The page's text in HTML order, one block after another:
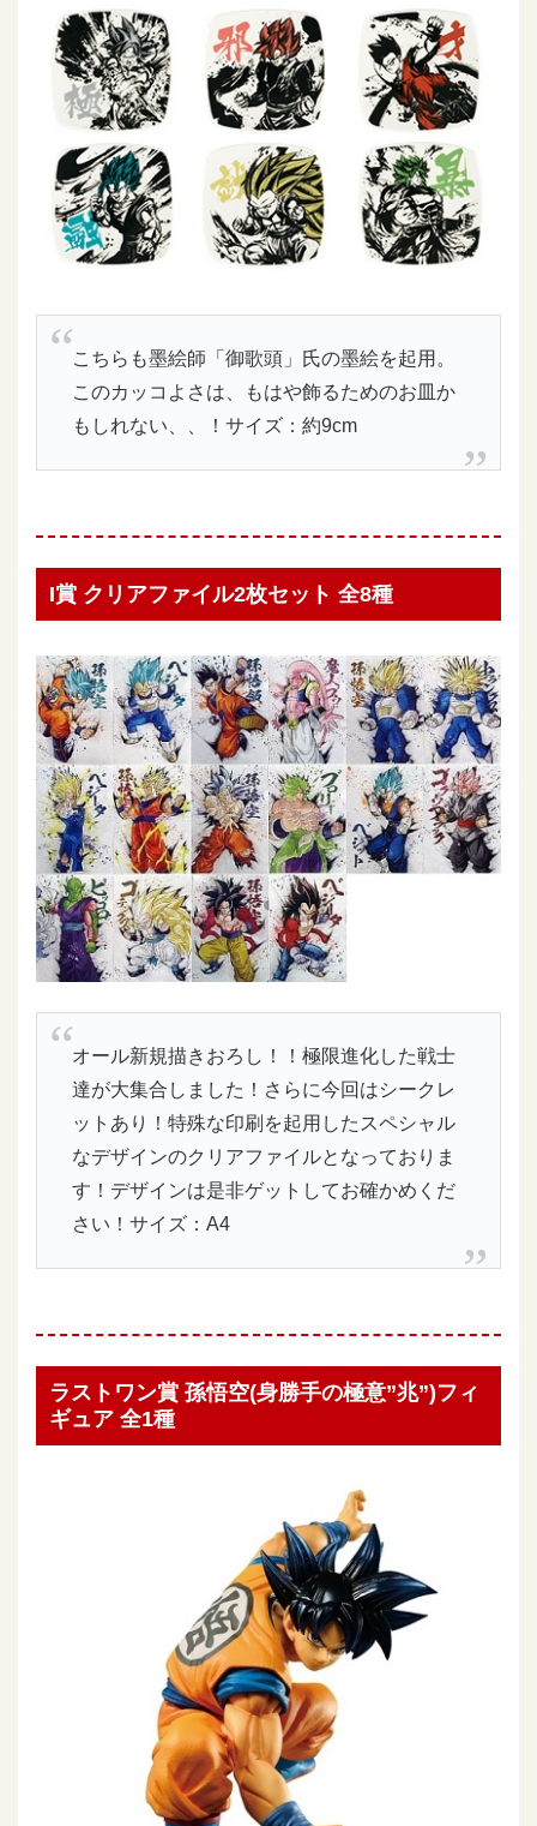
こちらも墨絵師「御歌頭」氏の墨絵を起用。
このカッコよさは、もはや飾るためのお皿か
もしれない、、！サイズ：約9cm
I賞 クリアファイル2枚セット 全8種
オール新規描きおろし！！極限進化した戦士
達が大集合しました！さらに今回はシークレ
ットあり！特殊な印刷を起用したスペシャル
なデザインのクリアファイルとなっておりま
す！デザインは是非ゲットしてお確かめくだ
さい！サイズ：A4
ラストワン賞 孫悟空(身勝手の極意”兆”)フィ
ギュア 全1種